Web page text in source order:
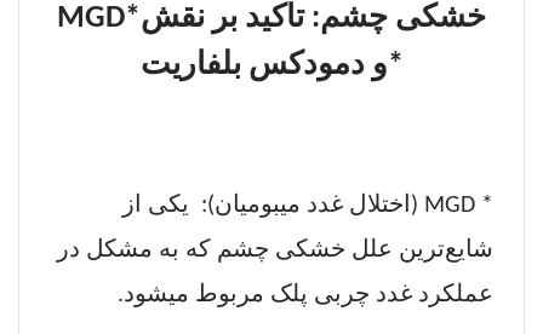
خشکی چشم: تأکید بر نقشMGD*
*و دمودکس بلفاریت
) MGD * اختلال غدد میبومیان):
یکی از
شایع‌ترین علل خشکی چشم که به مشکل در
عملکرد غدد چربی پلک مربوط میشود.